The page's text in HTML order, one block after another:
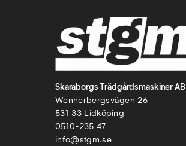
Skaraborgs Trädgårdsmaskiner AB
Wennerbergsvägen 26
531 33 Lidköping
0510-235 47
info@stgm.se